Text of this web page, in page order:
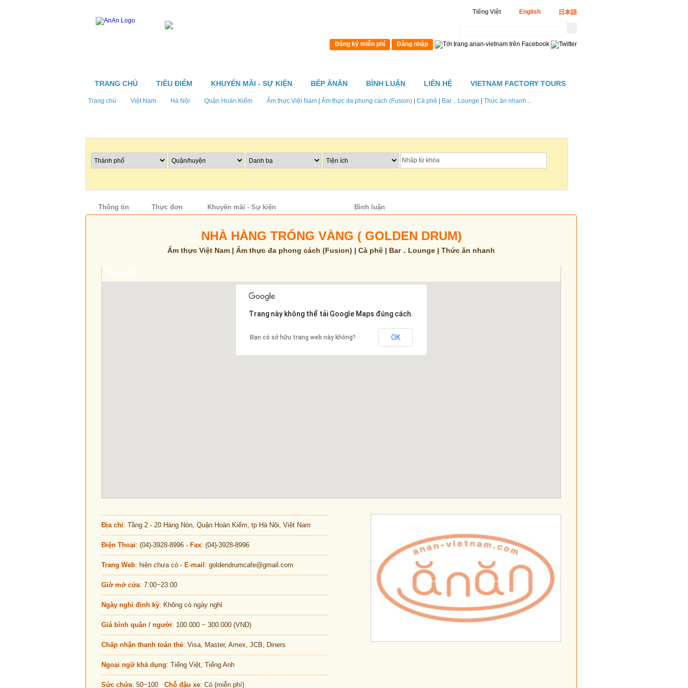
TRANG CHỦ TIÊU ĐIỂM KHUYẾN MÃI - SỰ KIỆN BẾP ĂNĂN BÌNH LUẬN LIÊN HỆ VIETNAM FACTORY TOURS
日本語
English
Tiếng Việt
Đăng ký miễn phí Đăng nhập
Trang chủ Việt Nam Hà Nội Quận Hoàn Kiếm Ẩm thực Việt Nam Ẩm thực đa phong cách (Fusion) Cà phê Bar．Lounge Thức ăn nhanh ...
Thông tin Thực đơn Khuyến mãi - Sự kiện Bình luận
NHÀ HÀNG TRỐNG VÀNG ( GOLDEN DRUM)
Ẩm thực Việt Nam | Ẩm thực đa phong cách (Fusion) | Cà phê | Bar．Lounge | Thức ăn nhanh
Trang này không thể tải Google Maps đúng cách.
Bạn có sở hữu trang web này không? OK
Địa chỉ: Tầng 2 - 20 Hàng Nón, Quận Hoàn Kiếm, tp Hà Nội, Việt Nam
Điện Thoại: (04)-3928-8996 - Fax: (04)-3928-8996
Trang Web: hiện chưa có - E-mail : goldendrumcafe@gmail.com
Giờ mở cửa: 7:00~23:00
Ngày nghỉ định kỳ: Không có ngày nghỉ
Giá bình quân / người: 100.000 ~ 300.000 (VND)
Chấp nhận thanh toán thẻ: Visa, Master, Amex, JCB, Diners
Ngoại ngữ khả dụng: Tiếng Việt, Tiếng Anh
Sức chứa: 50~100 Chỗ đậu xe: Có (miễn phí)